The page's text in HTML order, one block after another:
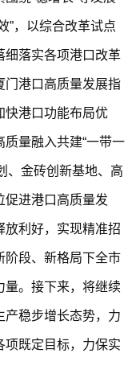
”，以综合改革试点
细落实各项港口改革
门港口高质量发展指
快港口功能布局优
量融入共建“一带一
、金砖创新基地、高
促进港口高质量发
放利好，实现精准招
阶段、新格局下全市
量。接下来，将继续
产稳步增长态势，力
项既定目标，力保实